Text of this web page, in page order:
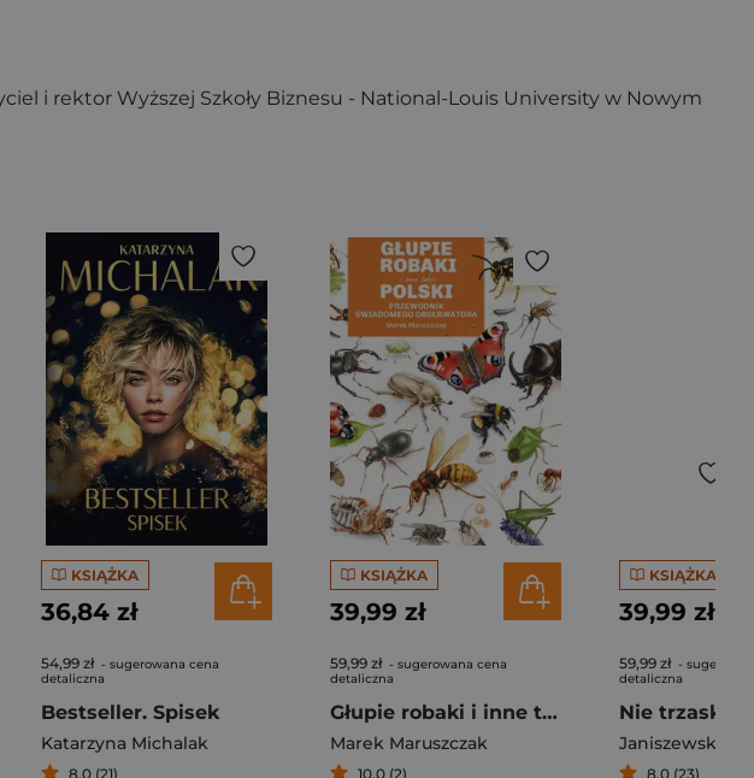
i rektor Wyższej Szkoły Biznesu - National-Louis University w Nowym
KSIĄŻKA
36,84 zł
54,99 zł - sugerowana cena
detaliczna
Bestseller. Spisek
Katarzyna Michalak
8,0 (21)
KSIĄŻKA
39,99 zł
59,99 zł - sugerowana cena
detaliczna
Głupie robaki i inne takie Polski
Marek Maruszczak
10,0 (2)
KSIĄŻKA
39,99 zł
59,99 zł -
detaliczna
Janiszewska
8,0 (23)